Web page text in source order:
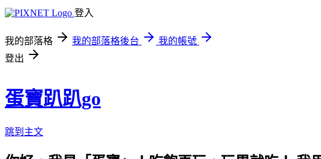
登入
我的部落格 我的部落格後台
我的帳號
登出
蛋寶趴趴go
跳到主文